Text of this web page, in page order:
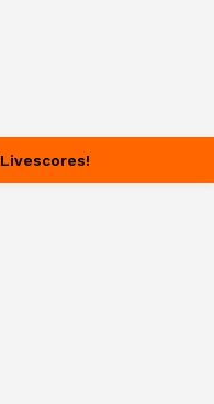
Livescores!